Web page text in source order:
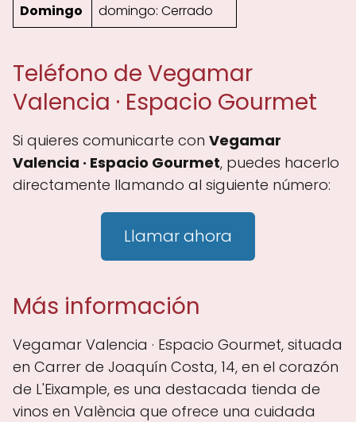
Domingo
domingo: Cerrado
Teléfono de Vegamar
Valencia · Espacio Gourmet
Si quieres comunicarte con Vegamar
Valencia · Espacio Gourmet, puedes hacerlo
directamente llamando al siguiente número:
Llamar ahora
Más información
Vegamar Valencia · Espacio Gourmet, situada
en Carrer de Joaquín Costa, 14, en el corazón
de L'Eixample, es una destacada tienda de
vinos en València que ofrece una cuidada